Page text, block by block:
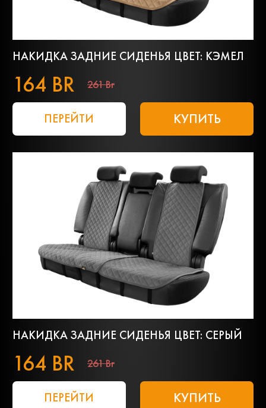
НАКИДКА ЗАДНИЕ СИДЕНЬЯ ЦВЕТ: КЭМЕЛ
164 BR 261 Br
ПЕРЕЙТИ КУПИТЬ
НАКИДКА ЗАДНИЕ СИДЕНЬЯ ЦВЕТ: СЕРЫЙ
164 BR 261 Br
ПЕРЕЙТИ КУПИТЬ